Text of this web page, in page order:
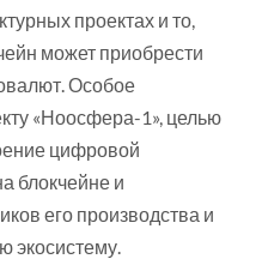
проектах и то,
может приобрести
Особое
«Ноосфера-1», целью
цифровой
блокчейне и
его производства и
экосистему.